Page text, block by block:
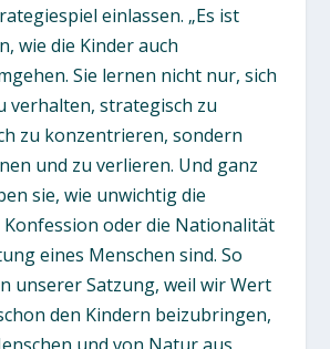
einlassen. „Es ist
wie die Kinder auch
Sie lernen nicht nur, sich
verhalten, strategisch zu
zu konzentrieren, sondern
und zu verlieren. Und ganz
sie, wie unwichtig die
oder die Nationalität
eines Menschen sind. So
unserer Satzung, weil wir Wert
den Kindern beizubringen,